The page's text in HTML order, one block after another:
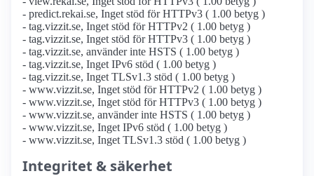
- predict.rekai.se, Inget stöd för HTTPv3 ( 1.00 betyg )
- tag.vizzit.se, Inget stöd för HTTPv2 ( 1.00 betyg )
- tag.vizzit.se, Inget stöd för HTTPv3 ( 1.00 betyg )
- tag.vizzit.se, använder inte HSTS ( 1.00 betyg )
- tag.vizzit.se, Inget IPv6 stöd ( 1.00 betyg )
- tag.vizzit.se, Inget TLSv1.3 stöd ( 1.00 betyg )
- www.vizzit.se, Inget stöd för HTTPv2 ( 1.00 betyg )
- www.vizzit.se, Inget stöd för HTTPv3 ( 1.00 betyg )
- www.vizzit.se, använder inte HSTS ( 1.00 betyg )
- www.vizzit.se, Inget IPv6 stöd ( 1.00 betyg )
- www.vizzit.se, Inget TLSv1.3 stöd ( 1.00 betyg )
Integritet & säkerhet